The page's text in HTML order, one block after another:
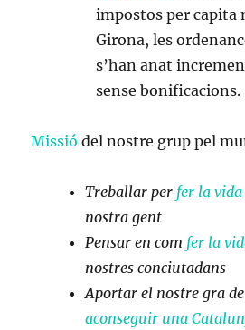
impostos per capita
Girona, les
s’han anat
sense bonificacions.
Missió del nostre grup pel
Treballar per fer la
nostra gent
Pensar en com fer la
nostres conciutadans
Aportar el nostre gra
aconseguir una